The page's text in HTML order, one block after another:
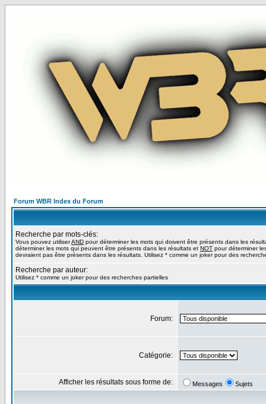
Forum WBR Index du Forum
Recherche par mots-clés:
Vous pouvez utiliserAND pour déterminer les mots qui doivent être présents dans les
déterminer les mots qui peuvent être présents dans les résultats et NOT pour déterminer
devraient pas être présents dans les résultats. Utilisez * comme un joker pour des
Recherche par auteur:
Utilisez * comme un joker pour des recherches partielles
Forum:
Catégorie:
Afficher les résultats sous forme de: Messages Sujets